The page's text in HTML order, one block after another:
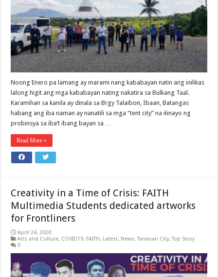
Noong Enero pa lamang ay marami nang kababayan natin ang inilikas
lalong higit ang mga kababayan nating nakatira sa Bulkang Taal.
Karamihan sa kanila ay dinala sa Brgy Talaibon, Ibaan, Batangas
habang ang iba naman ay nanatili sa mga “tent city” na itinayo ng
probinsya sa iba’t ibang bayan sa …
Read More »
Creativity in a Time of Crisis: FAITH
Multimedia Students dedicated artworks
for Frontliners
April 24, 2020
Arts and Culture, COVID19, FAITH, Latest, News,Tanauan City,Top Story
0